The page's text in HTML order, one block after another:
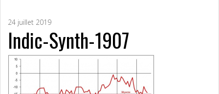
24 juillet 2019
Indic-Synth-1907